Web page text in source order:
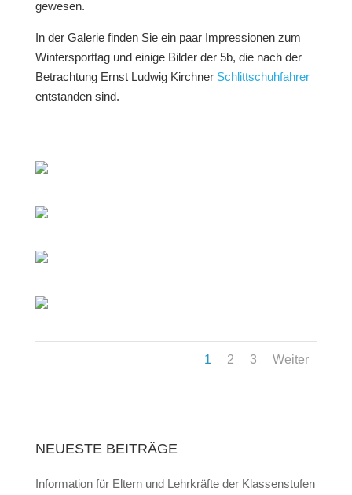
gewesen.
In der Galerie finden Sie ein paar Impressionen zum
Wintersporttag und einige Bilder der 5b, die nach der
Betrachtung Ernst Ludwig Kirchner Schlittschuhfahrer
entstanden sind.
1 2 3 Weiter
NEUESTE BEITRÄGE
Information für Eltern und Lehrkräfte der Klassenstufen